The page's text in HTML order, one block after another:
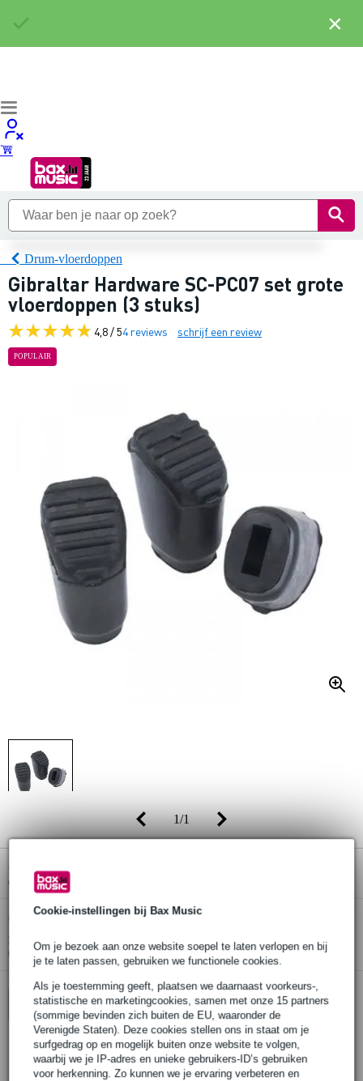
Cookie-instellingen bij Bax Music
Om je bezoek aan onze website soepel te laten verlopen en bij
je te laten passen, gebruiken we functionele cookies.
Als je toestemming geeft, plaatsen we daarnaast voorkeurs-,
statistische en marketingcookies, samen met onze 15 partners
(sommige bevinden zich buiten de EU, waaronder de
Verenigde Staten). Deze cookies stellen ons in staat om je
surfgedrag op en mogelijk buiten onze website te volgen,
waarbij we je IP-adres en unieke gebruikers-ID’s gebruiken
voor herkenning. Zo kunnen we je ervaring verbeteren en
Drum-vloerdoppen
Gibraltar Hardware SC-PC07 set grote
vloerdoppen (3 stuks)
4,8 / 54 reviews schrijf een review
POPULAIR
1/1
Adviesprijs
€ 11,40 (incl. 21% btw)
Online voorraadstatus:
Op voorraad
Nog 1 stuk op voorraad in ons magazijn
(en nog ruim voldoende voorraad beschikbaar bij de leverancier)
In winkelwagen
Bestel voor 23:00 = morgen in huis
×